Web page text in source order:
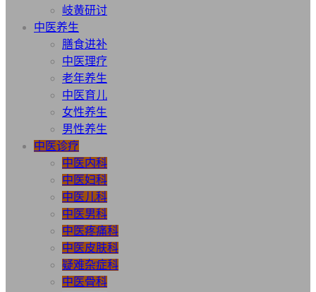
岐黄研讨
中医养生
膳食进补
中医理疗
老年养生
中医育儿
女性养生
男性养生
中医诊疗
中医内科
中医妇科
中医儿科
中医男科
中医疼痛科
中医皮肤科
疑难杂症科
中医骨科